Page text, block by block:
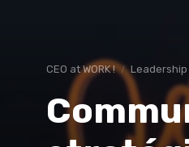
CEO at WORK !